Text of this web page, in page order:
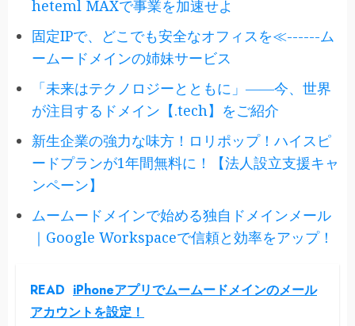
heteml MAXで事業を加速せよ
固定IPで、どこでも安全なオフィスを≪------ム
ームードメインの姉妹サービス
「未来はテクノロジーとともに」――今、世界
が注目するドメイン【.tech】をご紹介
新生企業の強力な味方！ロリポップ！ハイスピ
ードプランが1年間無料に！【法人設立支援キャ
ンペーン】
ムームードメインで始める独自ドメインメール
｜Google Workspaceで信頼と効率をアップ！
READ iPhoneアプリでムームードメインのメール
アカウントを設定！